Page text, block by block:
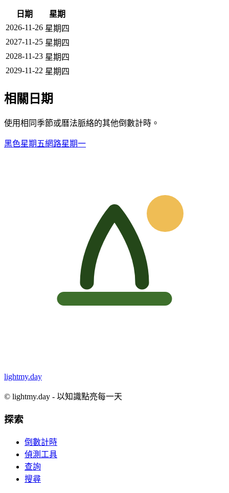
日期
星期
2026-11-26 星期四
2027-11-25 星期四
2028-11-23 星期四
2029-11-22 星期四
相關日期
使用相同季節或曆法脈絡的其他倒數計時。
黑色星期五網路星期一
lightmy.day
© lightmy.day - 以知識點亮每一天
探索
倒數計時
偵測工具
查詢
搜尋